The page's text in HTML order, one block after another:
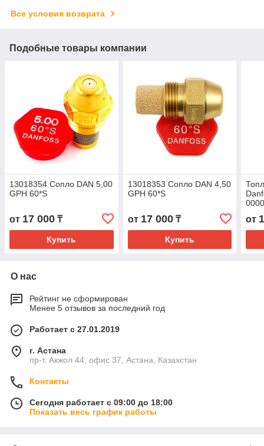
Все условия возврата
Подобные товары компании
13018354 Сопло DAN 5,00
GPH 60*S
от 17 000 ₸
Купить
13018353 Сопло DAN 4,50
GPH 60*S
от 17 000₸
Купить
от
О нас
Рейтинг не сформирован
Менее 5 отзывов за последний год
Работает с 27.01.2019
г. Астана
пр-т. Акжол 44, офис 37, Астана, Казахстан
Контакты
Сегодня работает с 09:00 до 18:00
Показать весь график работы